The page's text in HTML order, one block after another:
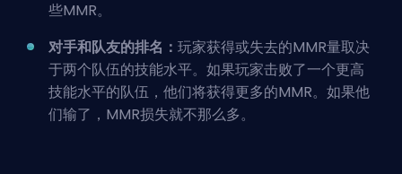
些MMR。
对手和队友的排名： 玩家获得或失去的MMR量取决
于两个队伍的技能水平。如果玩家击败了一个更高
技能水平的队伍，他们将获得更多的MMR。如果他
们输了，MMR损失就不那么多。